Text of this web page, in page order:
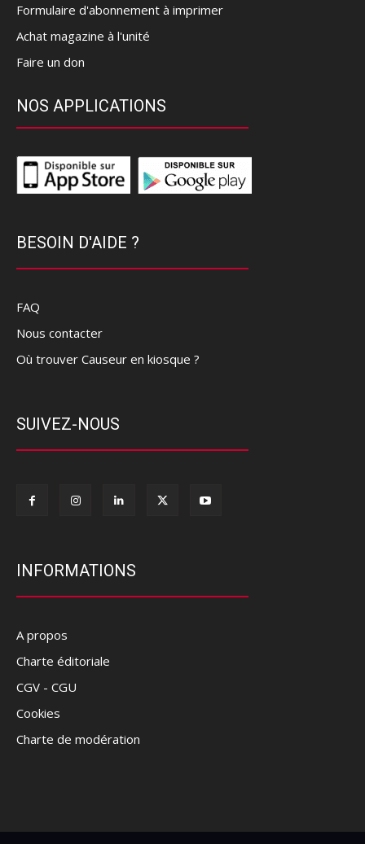
Formulaire d'abonnement à imprimer
Achat magazine à l'unité
Faire un don
NOS APPLICATIONS
BESOIN D'AIDE ?
FAQ
Nous contacter
Où trouver Causeur en kiosque ?
SUIVEZ-NOUS
INFORMATIONS
A propos
Charte éditoriale
CGV - CGU
Cookies
Charte de modération